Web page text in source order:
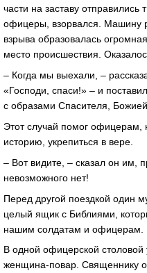
части на заставу
офицеры, взорвался. Машину
взрыва образовалась
место происшествия.
– Когда мы выехали, –
«Господи, спаси!» – и
с образами Спасителя,
Этот случай помог офицерам,
историю, укрепиться в вере.
– Вот видите, – сказал он им,
невозможного нет!
Перед другой поездкой один
целый ящик с Библиями,
нашим солдатам и офицерам.
В одной офицерской
женщина-повар. Священнику